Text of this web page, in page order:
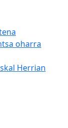
oharra
Herrian